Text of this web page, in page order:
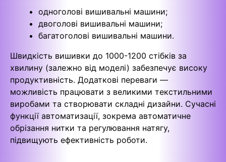
одноголові вишивальні машини;
двоголові вишивальні машини;
багатоголові вишивальні машини.
Швидкість вишивки до 1000-1200 стібків за
хвилину (залежно від моделі) забезпечує високу
продуктивність. Додаткові переваги —
можливість працювати з великими текстильними
виробами та створювати складні дизайни. Сучасні
функції автоматизації, зокрема автоматичне
обрізання нитки та регулювання натягу,
підвищують ефективність роботи.